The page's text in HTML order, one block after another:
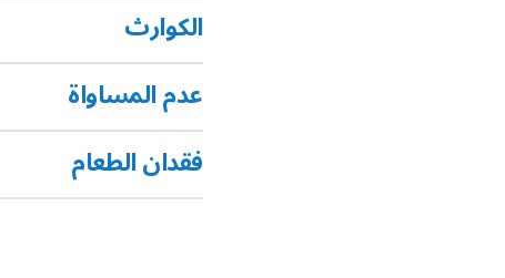
الكوارث
عدم المساواة
فقدان الطعام